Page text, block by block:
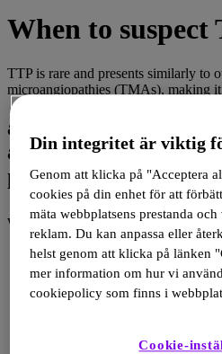
When to suspect
TTP is rare and presents similarly to
microangiopathies (TMAs), making
aTTP is a medical
aTTP rapidly is critical
life1
When a patient presents with:1
Severe
Din integritet är viktig
Genom att klicka på "Acceptera
cookies på din enhet för att
mäta webbplatsens prestanda
reklam. Du kan anpassa eller
helst genom att klicka på länken
mer information om hur vi
cookiepolicy som finns i
Cookie-